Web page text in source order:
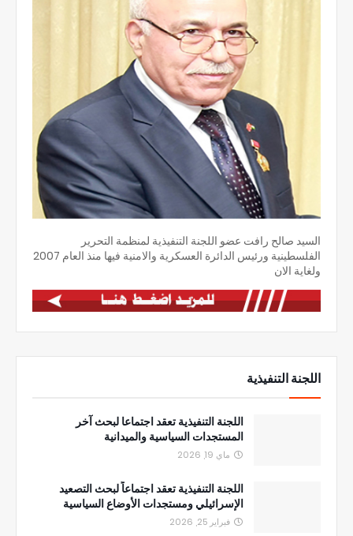
السيد صالح رافت عضو اللجنة التنفيذية لمنظمة التحرير
الفلسطينية ورئيس الدائرة العسكرية والامنية فيها منذ العام 2007
ولغاية الان
اللجنة التنفيذية
اللجنة التنفيذية تعقد اجتماعا لبحث آخر
المستجدات السياسية والميدانية
ماي 19, 2026
اللجنة التنفيذية تعقد اجتماعاً لبحث التصعيد
الإسرائيلي ومستجدات الأوضاع السياسية
فبراير 25, 2026